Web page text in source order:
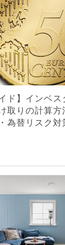
ド】インベ
取りの計算
為替リスク